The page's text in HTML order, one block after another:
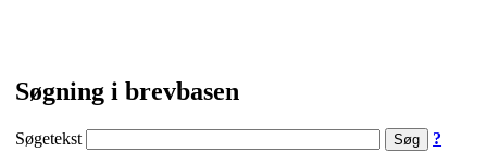
Søgning i brevbasen
Søgetekst ?